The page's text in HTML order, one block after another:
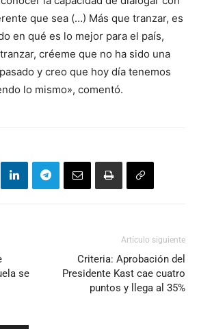
que sea (…) Más que tranzar, es
en qué es lo mejor para el país,
créeme que no ha sido una
y creo que hoy día tenemos
lo mismo», comentó.
se
Artículo siguiente
Criteria: Aprobación del
Presidente Kast cae cuatro
puntos y llega al 35%